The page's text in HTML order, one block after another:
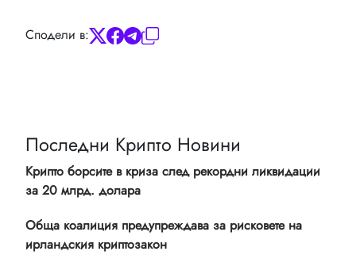
Сподели в:
Последни Крипто Новини
Крипто борсите в криза след рекордни ликвидации
за 20 млрд. долара
Обща коалиция предупреждава за рисковете на
ирландския криптозакон